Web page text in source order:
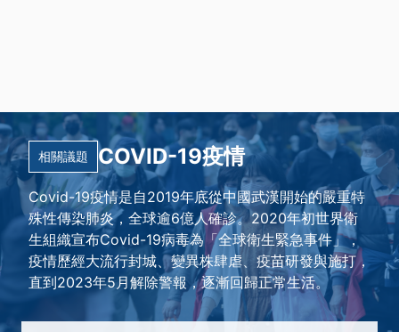
相關議題 COVID-19疫情
Covid-19疫情是自2019年底從中國武漢開始的嚴重特
殊性傳染肺炎，全球逾6億人確診。2020年初世界衛
生組織宣布Covid-19病毒為「全球衛生緊急事件」，
疫情歷經大流行封城、變異株肆虐、疫苗研發與施打，
直到2023年5月解除警報，逐漸回歸正常生活。